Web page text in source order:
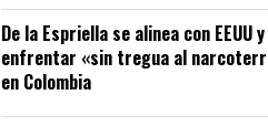
De la Espriella se alinea con EEUU
enfrentar «sin tregua al
en Colombia